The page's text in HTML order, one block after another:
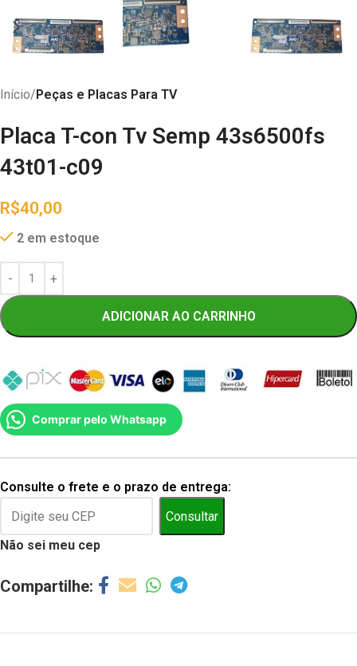
Início Peças e Placas Para TV
Placa T-con Tv Semp 43s6500fs
43t01-c09
R$40,00
2 em estoque
ADICIONAR AO CARRINHO
Comprar pelo Whatsapp
Consulte o frete e o prazo de entrega:
Consultar
Não sei meu cep